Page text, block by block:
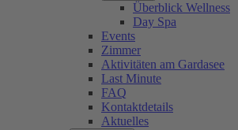
Überblick Wellness
Day Spa
Events
Zimmer
Aktivitäten am Gardasee
Last Minute
FAQ
Kontaktdetails
Aktuelles